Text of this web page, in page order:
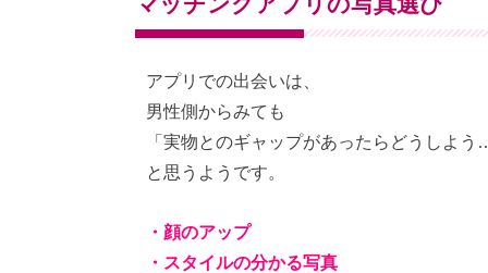
アプリでの出会いは、
男性側からみても
「実物とのギャップがあったらどうしよ
と思うようです。
・顔のアップ
・スタイルの分かる写真